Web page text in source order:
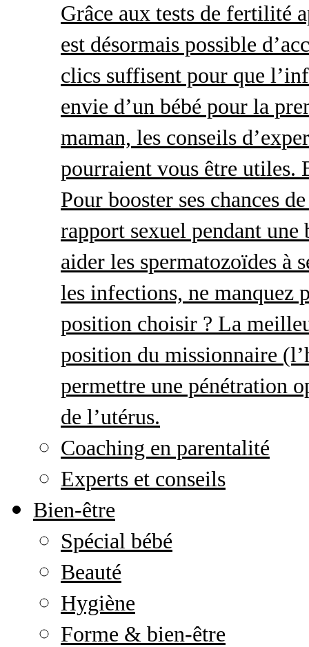
Grâce aux tests de fertilité
est désormais possible
clics suffisent pour que
envie d’un bébé pour la
maman, les conseils
pourraient vous être utiles.
Pour booster ses chances
rapport sexuel pendant
aider les spermatozoïdes à
les infections, ne manquez
position choisir ? La
position du missionnaire
permettre une pénétration
de l’utérus.
Coaching en parentalité
Experts et conseils
Bien-être
Spécial bébé
Beauté
Hygiène
Forme & bien-être